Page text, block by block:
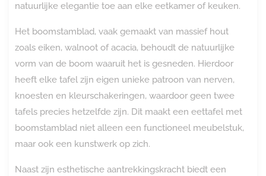
natuurlijke elegantie toe aan elke eetkamer of keuken.
Het boomstamblad, vaak gemaakt van massief hout
zoals eiken, walnoot of acacia, behoudt de natuurlijke
vorm van de boom waaruit het is gesneden. Hierdoor
heeft elke tafel zijn eigen unieke patroon van nerven,
knoesten en kleurschakeringen, waardoor geen twee
tafels precies hetzelfde zijn. Dit maakt een eettafel met
boomstamblad niet alleen een functioneel meubelstuk,
maar ook een kunstwerk op zich.
Naast zijn esthetische aantrekkingskracht biedt een